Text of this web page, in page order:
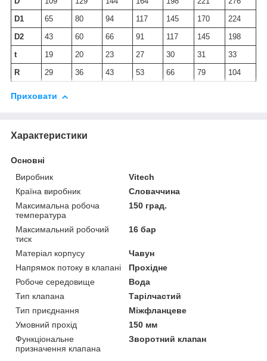
D1
65 80 94 117 145 170
224
D2
43 60 66 91 117 145
198
t
19 20 23 27 30 31
33
R
29 36 43 53 66 79 104
Приховати
Характеристики
Основні
Виробник
Vitech
Країна виробник
Словаччина
Максимальна робоча
температура
150 град.
Максимальний робочий
тиск
16 бар
Матеріал корпусу
Чавун
Напрямок потоку в клапані
Прохідне
Робоче середовище
Вода
Тип клапана
Тарілчастий
Тип приєднання
Міжфланцеве
Умовний прохід
150 мм
Функціональне
призначення клапана
Зворотний клапан